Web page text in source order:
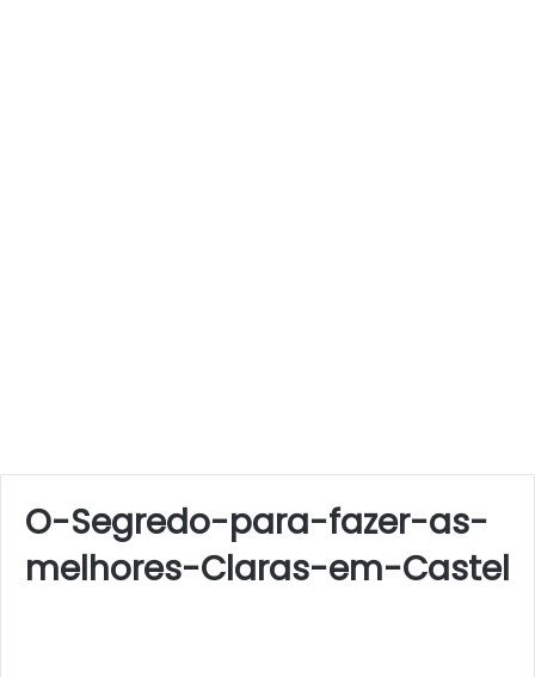
O-Segredo-para-fazer-as-
melhores-Claras-em-Castel